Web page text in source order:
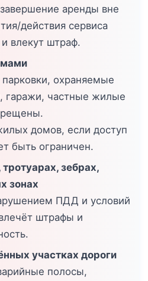
аренды вне
действия сервиса
влекут штраф.
охраняемые
гаражи, частные жилые
домов, если доступ
быть ограничен.
тротуарах, зебрах,
зонах
ПДД и условий
штрафы и
участках дороги
полосы,